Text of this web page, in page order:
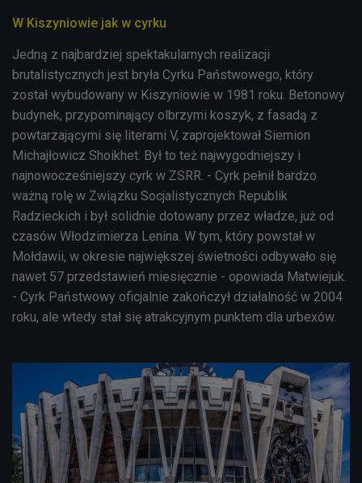
W Kiszyniowie jak w cyrku
Jedną z najbardziej spektakularnych realizacji
brutalistycznych jest bryła Cyrku Państwowego, który
został wybudowany w Kiszyniowie w 1981 roku. Betonowy
budynek, przypominający olbrzymi koszyk, z fasadą z
powtarzającymi się literami V, zaprojektował Siemion
Michajłowicz Shoikhet. Był to też najwygodniejszy i
najnowocześniejszy cyrk w ZSRR. - Cyrk pełnił bardzo
ważną rolę w Związku Socjalistycznych Republik
Radzieckich i był solidnie dotowany przez władze, już od
czasów Włodzimierza Lenina. W tym, który powstał w
Mołdawii, w okresie największej świetności odbywało się
nawet 57 przedstawień miesięcznie - opowiada Matwiejuk.
- Cyrk Państwowy oficjalnie zakończył działalność w 2004
roku, ale wtedy stał się atrakcyjnym punktem dla urbexów.